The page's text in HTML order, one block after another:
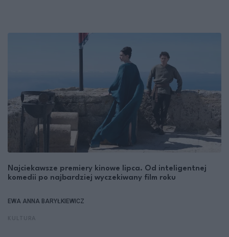
Najciekawsze premiery kinowe lipca. Od inteligentnej
komedii po najbardziej wyczekiwany film roku
EWA ANNA BARYŁKIEWICZ